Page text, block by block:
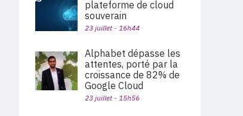
plateforme de cloud
souverain
23 juillet - 16h44
Alphabet dépasse les
attentes, porté par la
croissance de 82% de
Google Cloud
23 juillet - 15h56